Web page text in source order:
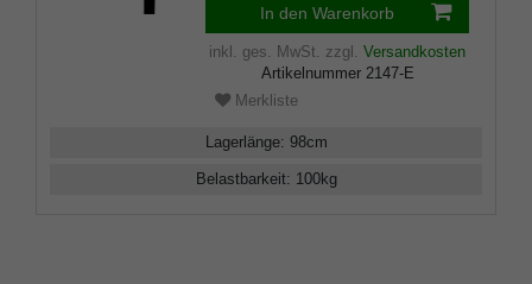
In den Warenkorb
inkl. ges. MwSt. zzgl. Versandkosten
Artikelnummer 2147-E
Merkliste
Lagerlänge: 98cm
Belastbarkeit: 100kg